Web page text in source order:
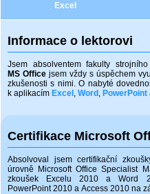
Excel
Informace o lektorovi
Jsem absolventem fakulty
MS Office jsem vždy s úspěchem
zkušenosti s nimi. O nabyté
k aplikacím Excel , Word , PowerPoint
Certifikace Microsoft
Absolvoval jsem certifikační
úrovně Microsoft Office Specialist
zkoušek Excelu 2010 a Word
PowerPoint 2010 a Access 2010 na